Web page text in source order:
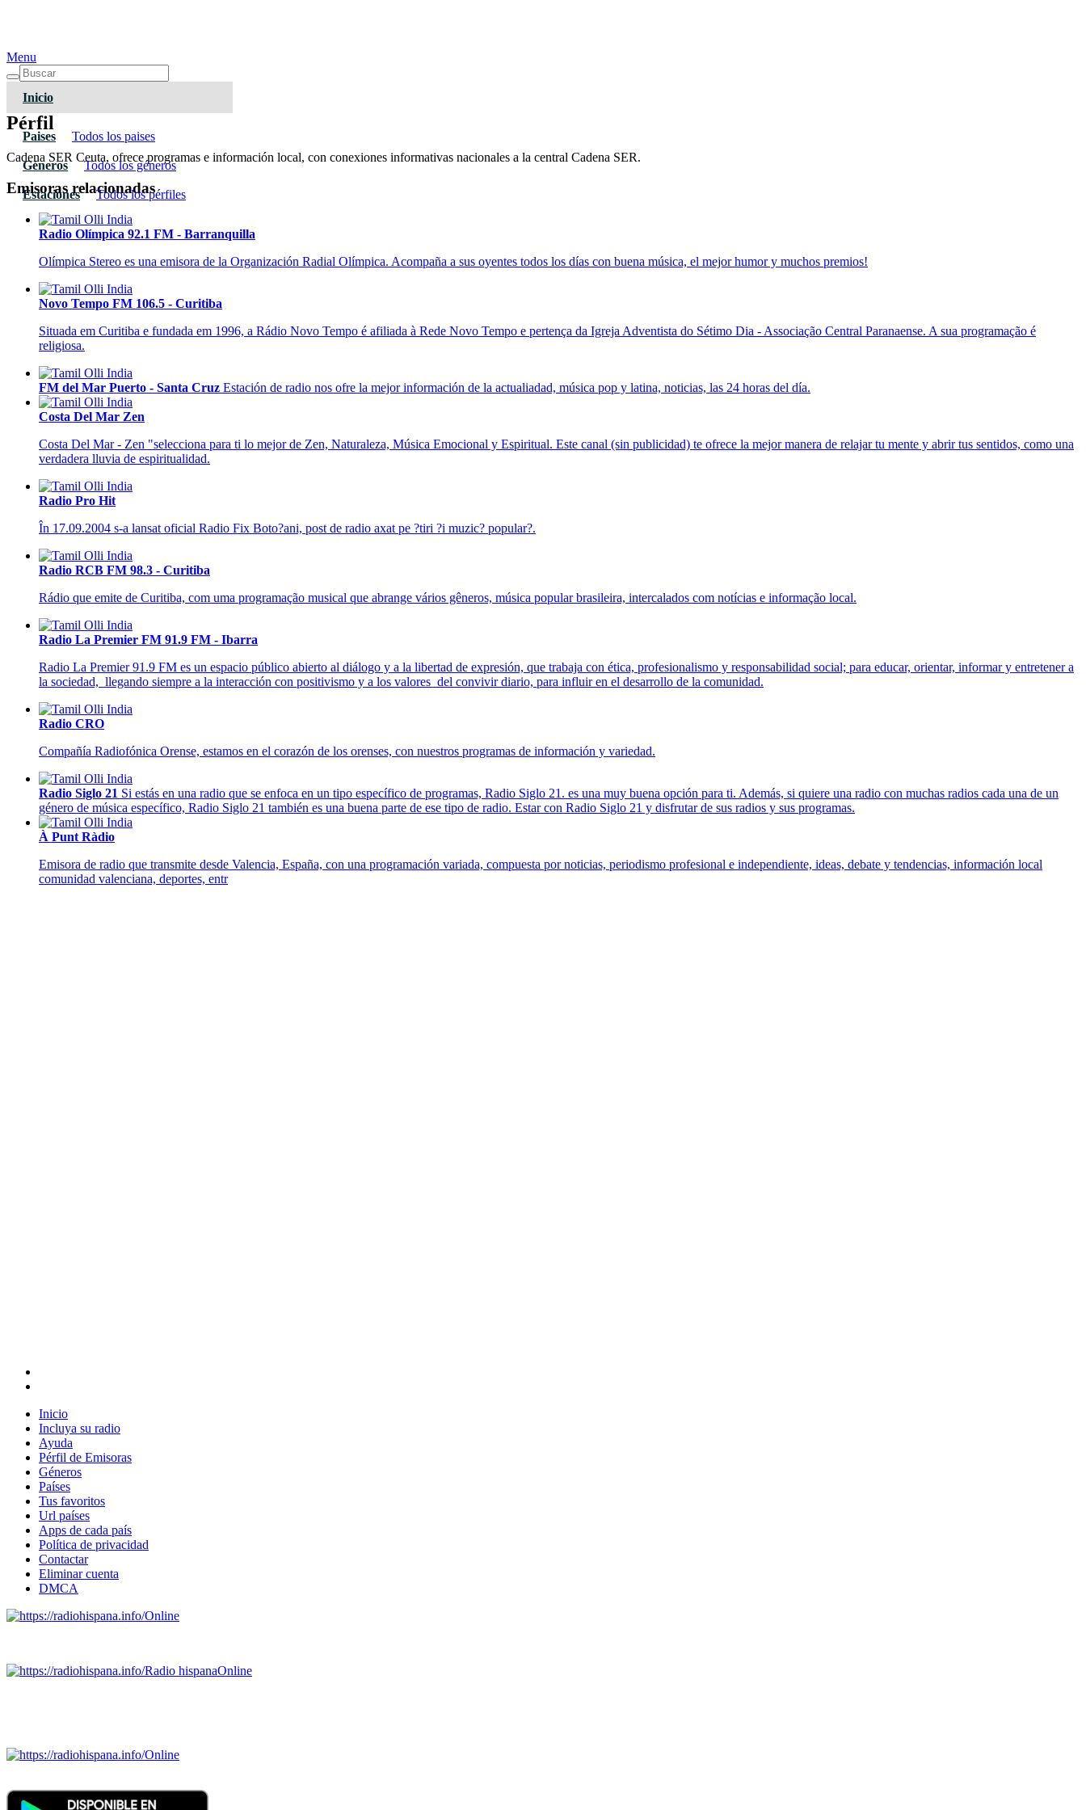
Menu
Inicio
Paises Todos los paises
Géneros Todos los géneros
Estaciones Todos los pérfiles
Pérfil
Cadena SER Ceuta, ofrece programas e información local, con conexiones informativas nacionales a la central Cadena SER.
Emisoras relacionadas
Radio Olímpica 92.1 FM - Barranquilla
Olímpica Stereo es una emisora de la Organización Radial Olímpica. Acompaña a sus oyentes todos los días con buena música, el mejor humor y muchos premios!
Novo Tempo FM 106.5 - Curitiba
Situada em Curitiba e fundada em 1996, a Rádio Novo Tempo é afiliada à Rede Novo Tempo e pertença da Igreja Adventista do Sétimo Dia - Associação Central Paranaense. A sua programação é
religiosa.
FM del Mar Puerto - Santa Cruz Estación de radio nos ofre la mejor información de la actualiadad, música pop y latina, noticias, las 24 horas del día.
Costa Del Mar Zen
Costa Del Mar - Zen "selecciona para ti lo mejor de Zen, Naturaleza, Música Emocional y Espiritual. Este canal (sin publicidad) te ofrece la mejor manera de relajar tu mente y abrir tus sentidos, como una
verdadera lluvia de espiritualidad.
Radio Pro Hit
În 17.09.2004 s-a lansat oficial Radio Fix Boto?ani, post de radio axat pe ?tiri ?i muzic? popular?.
Radio RCB FM 98.3 - Curitiba
Rádio que emite de Curitiba, com uma programação musical que abrange vários gêneros, música popular brasileira, intercalados com notícias e informação local.
Radio La Premier FM 91.9 FM - Ibarra
Radio La Premier 91.9 FM es un espacio público abierto al diálogo y a la libertad de expresión, que trabaja con ética, profesionalismo y responsabilidad social; para educar, orientar, informar y entretener a
la sociedad, llegando siempre a la interacción con positivismo y a los valores del convivir diario, para influir en el desarrollo de la comunidad.
Radio CRO
Compañía Radiofónica Orense, estamos en el corazón de los orenses, con nuestros programas de información y variedad.
Radio Siglo 21 Si estás en una radio que se enfoca en un tipo específico de programas, Radio Siglo 21. es una muy buena opción para ti. Además, si quiere una radio con muchas radios cada una de un
género de música específico, Radio Siglo 21 también es una buena parte de ese tipo de radio. Estar con Radio Siglo 21 y disfrutar de sus radios y sus programas.
À Punt Ràdio
Emisora de radio que transmite desde Valencia, España, con una programación variada, compuesta por noticias, periodismo profesional e independiente, ideas, debate y tendencias, información local
comunidad valenciana, deportes, entr
Inicio
Incluya su radio
Ayuda
Pérfil de Emisoras
Géneros
Países
Tus favoritos
Url países
Apps de cada país
Política de privacidad
Contactar
Eliminar cuenta
DMCA
Online
Radio hispanaOnline
Online